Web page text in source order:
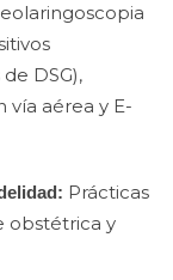
DSG),
vía aérea y E-
Prácticas
obstétrica y